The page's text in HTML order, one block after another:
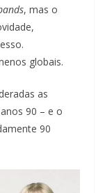
, mas o
globais.
as
90 – e o
90